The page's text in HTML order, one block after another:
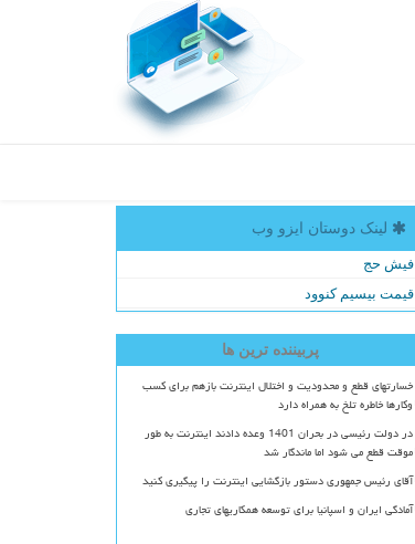
لینک دوستان ایزو وب
فیش حج
قیمت بیسیم کنوود
پربیننده ترین ها
خسارتهای قطع و محدودیت و اختلال اینترنت بازهم برای کسب
وکارها خاطره تلخ به همراه دارد
در دولت رئیسی در بحران 1401 وعده دادند اینترنت به طور
موقت قطع می شود اما ماندگار شد
آقای رئیس جمهوری دستور بازگشایی اینترنت را پیگیری کنید
آمادگی ایران و اسپانیا برای توسعه همکاریهای تجاری